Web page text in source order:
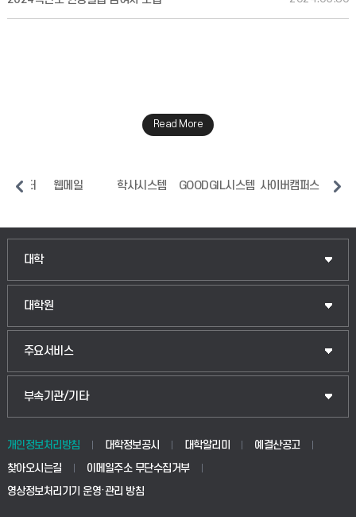
Read More
원센터 웹메일 학사시스템 GOODGIL시스템 사이버캠퍼스 중
대학
인문융합공공인재학부
법경영학부
생명공학부
대학원
일반대학원
산업대학원
공공정책대학원
교육대학원
주요서비스
입학안내
웹메일
학사시스템(전문학사 및 전공심화)
부속기관/기타
중앙도서관
학생생활관(안성)
개인정보처리방침 대학정보공시 대학알리미
예결산공고
찾아오시는길
이메일주소 무단수집거부
영상정보처리기기 운영·관리 방침